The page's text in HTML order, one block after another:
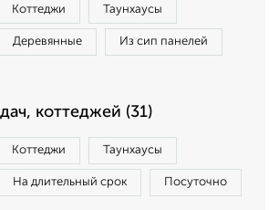
Коттеджи Таунхаусы
Деревянные Из сип панелей
коттеджей (31)
Коттеджи Таунхаусы
На длительный срок Посуточно